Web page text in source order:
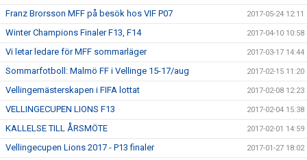
Franz Brorsson MFF på besök hos VIF P07 2017-05-24 12:11
Winter Champions Finaler F13, F14 2017-04-10 10:58
Vi letar ledare för MFF sommarläger 2017-03-17 14:44
Sommarfotboll: Malmö FF i Vellinge 15-17/aug 2017-02-15 11:20
Vellingemästerskapen i FIFA lottat 2017-02-08 12:23
VELLINGECUPEN LIONS F13 2017-02-04 15:38
KALLELSE TILL ÅRSMÖTE 2017-02-01 14:59
Vellingecupen Lions 2017 - P13 finaler 2017-01-27 18:02